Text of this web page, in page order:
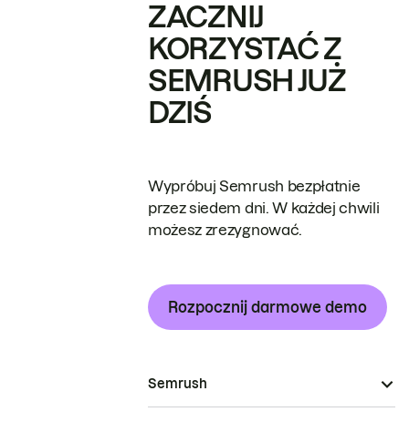
ZACZNIJ
KORZYSTAĆ Z
SEMRUSH JUŻ
DZIŚ
Wypróbuj Semrush bezpłatnie
przez siedem dni. W każdej chwili
możesz zrezygnować.
Rozpocznij darmowe demo
Semrush